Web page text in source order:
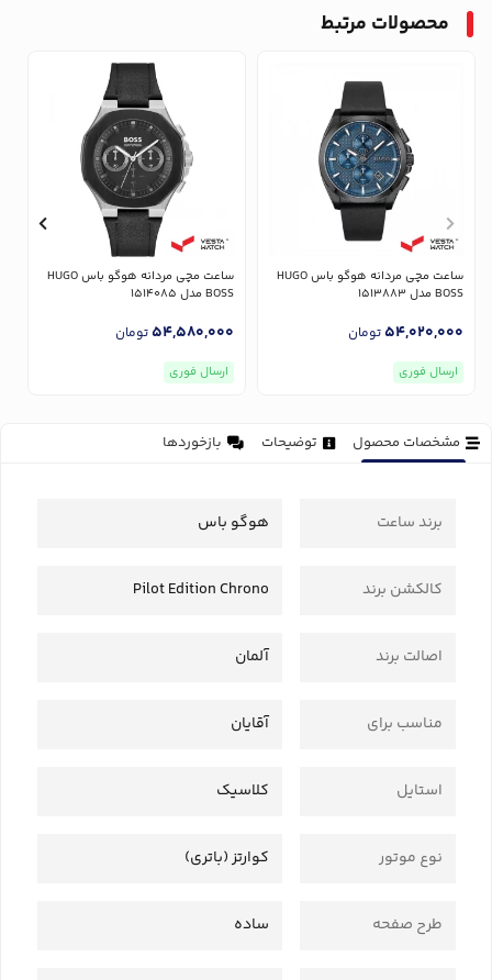
محصولات مرتبط
ساعت مچی مردانه هوگو باس HUGO
BOSS مدل 1513883
54,020,000تومان
ارسال فوری
ساعت مچی مردانه هوگو باس HUGO
BOSS مدل 1514085
54,580,000تومان
ارسال فوری
مشخصات محصول توضیحات بازخوردها
برند ساعت هوگو باس
کالکشن برند Pilot Edition Chrono
اصالت برند آلمان
مناسب برای آقایان
استایل کلاسیک
نوع موتور کوارتز (باتری)
طرح صفحه ساده